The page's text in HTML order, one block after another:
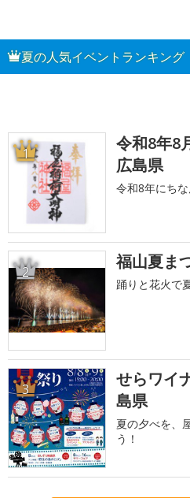
夏の人気イベントランキング
1
令和8年8
広島県
令和8年にち
2 福山夏ま
踊りと花火で
3
せらワイ
島県
夏の夕べを、
う！